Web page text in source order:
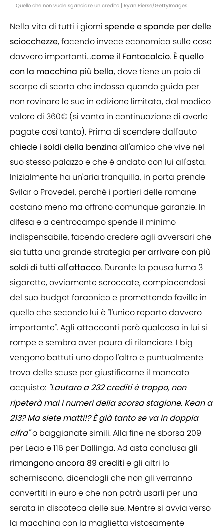
Quello che non vuole sganciare un credito | Ryan Pierse/GettyImages
Nella vita di tutti i giorni spende e spande per delle
sciocchezze, facendo invece economica sulle cose
davvero importanti...come il Fantacalcio. È quello
con la macchina più bella, dove tiene un paio di
scarpe di scorta che indossa quando guida per
non rovinare le sue in edizione limitata, dal modico
valore di 360€ (si vanta in continuazione di averle
pagate così tanto). Prima di scendere dall'auto
chiede i soldi della benzina all'amico che vive nel
suo stesso palazzo e che è andato con lui all'asta.
Inizialmente ha un'aria tranquilla, in porta prende
Svilar o Provedel, perché i portieri delle romane
costano meno ma offrono comunque garanzie. In
difesa e a centrocampo spende il minimo
indispensabile, facendo credere agli avversari che
sia tutta una grande strategia per arrivare con più
soldi di tutti all'attacco. Durante la pausa fuma 3
sigarette, ovviamente scroccate, compiacendosi
del suo budget faraonico e promettendo faville in
quello che secondo lui è "l'unico reparto davvero
importante". Agli attaccanti però qualcosa in lui si
rompe e sembra aver paura di rilanciare. I big
vengono battuti uno dopo l'altro e puntualmente
trova delle scuse per giustificarne il mancato
acquisto: "Lautaro a 232 crediti è troppo, non
ripeterà mai i numeri della scorsa stagione. Kean a
213? Ma siete matti!? È già tanto se va in doppia
cifra"o baggianate simili. Alla fine ne sborsa 209
per Leao e 116 per Dallinga. Ad asta conclusa gli
rimangono ancora 89 crediti e gli altri lo
scherniscono, dicendogli che non gli verranno
convertiti in euro e che non potrà usarli per una
serata in discoteca delle sue. Mentre si avvia verso
la macchina con la maglietta vistosamente